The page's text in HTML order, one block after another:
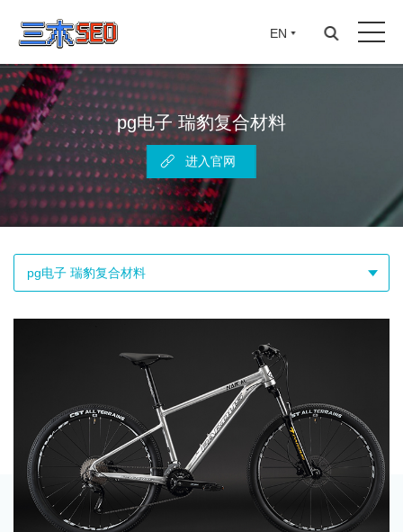
EN
pg电子 瑞豹复合材料
进入官网
pg电子 瑞豹复合材料